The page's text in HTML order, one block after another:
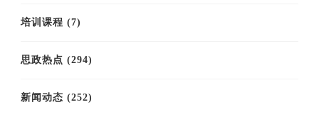
培训课程 (7)
思政热点 (294)
新闻动态 (252)